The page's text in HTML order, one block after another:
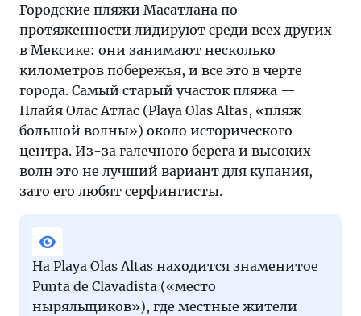
Городские пляжи Масатлана по
протяженности лидируют среди всех других
в Мексике: они занимают несколько
километров побережья, и все это в черте
города. Самый старый участок пляжа —
Плайя Олас Атлас (Playa Olas Altas, «пляж
большой волны») около исторического
центра. Из-за галечного берега и высоких
волн это не лучший вариант для купания,
зато его любят серфингисты.
На Playa Olas Altas находится знаменитое
Punta de Clavadista («место
ныряльщиков»), где местные жители